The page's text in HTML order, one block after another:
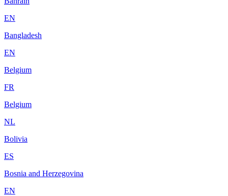
EN
Bangladesh
EN
Belgium
FR
Belgium
NL
Bolivia
ES
Bosnia and Herzegovina
EN